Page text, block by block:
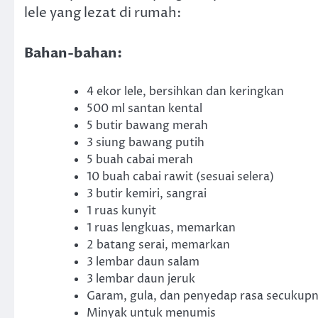
lele yang lezat di rumah:
Bahan-bahan:
4 ekor lele, bersihkan dan keringkan
500 ml santan kental
5 butir bawang merah
3 siung bawang putih
5 buah cabai merah
10 buah cabai rawit (sesuai selera)
3 butir kemiri, sangrai
1 ruas kunyit
1 ruas lengkuas, memarkan
2 batang serai, memarkan
3 lembar daun salam
3 lembar daun jeruk
Garam, gula, dan penyedap rasa
Minyak untuk menumis